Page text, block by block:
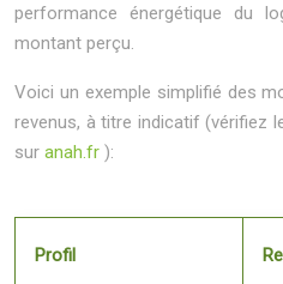
performance énergétique du
montant perçu.
Voici un exemple simplifié des
revenus, à titre indicatif (vérifiez
sur anah.fr ):
Profil